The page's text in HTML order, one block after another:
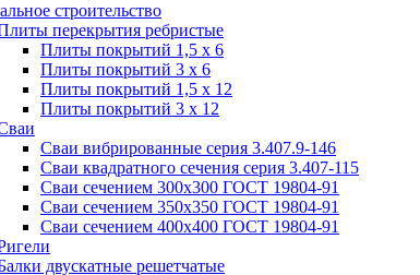
строительство
перекрытия ребристые
Плиты покрытий 1,5 x 6
Плиты покрытий 3 x 6
Плиты покрытий 1,5 x 12
Плиты покрытий 3 x 12
Сваи вибрированные серия 3.407.9-146
Сваи квадратного сечения серия 3.407-115
Сваи сечением 300х300 ГОСТ 19804-91
Сваи сечением 350х350 ГОСТ 19804-91
Сваи сечением 400х400 ГОСТ 19804-91
двускатные решетчатые